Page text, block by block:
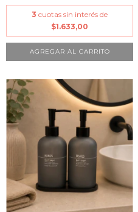
3 cuotas sin interés de
$1.633,00